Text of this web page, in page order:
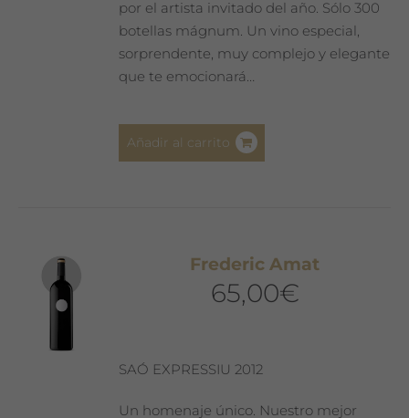
por el artista invitado del año. Sólo 300
botellas mágnum. Un vino especial,
sorprendente, muy complejo y elegante
que te emocionará…
Añadir al carrito
Frederic Amat
65,00€
SAÓ EXPRESSIU 2012
Un homenaje único. Nuestro mejor